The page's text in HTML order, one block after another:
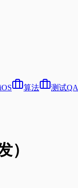
iOS 算法 测试QA
）